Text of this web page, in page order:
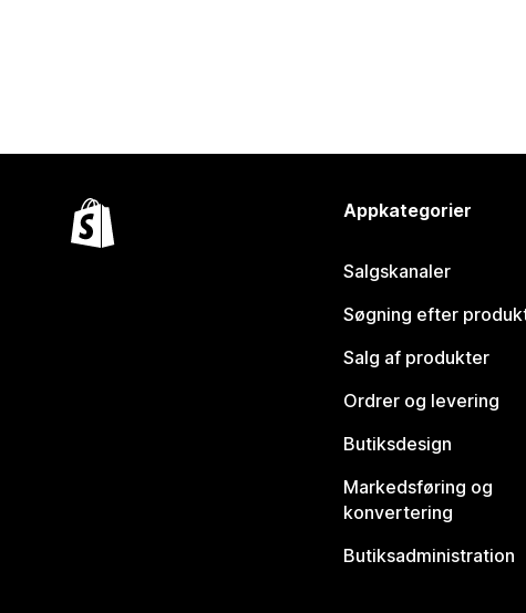
Appkategorier
Salgskanaler
Søgning efter
Salg af produkter
Ordrer og levering
Butiksdesign
Markedsføring og
konvertering
Butiksadministration